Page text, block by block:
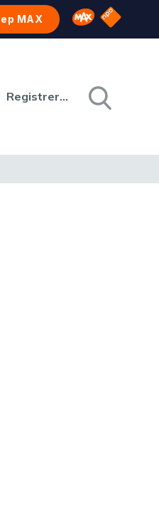
MAX Omroep MAX
NPO
Registreren